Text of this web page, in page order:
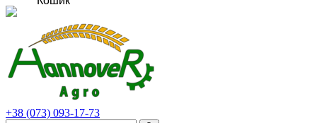
+38 (073) 093-17-73